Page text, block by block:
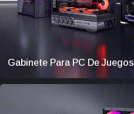
Gabinete Para PC De Juegos